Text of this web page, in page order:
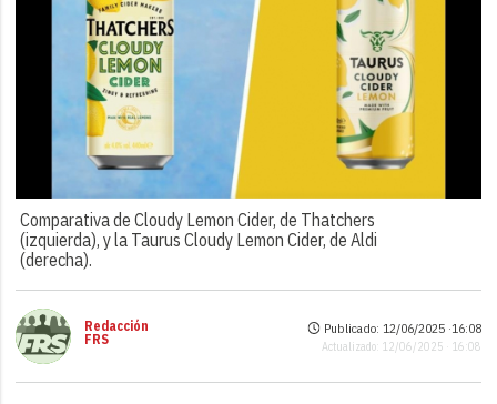
Comparativa de Cloudy Lemon Cider, de Thatchers
(izquierda), y la Taurus Cloudy Lemon Cider, de Aldi
(derecha).
Redacción
FRS
Publicado: 12/06/2025 ·16:08
Actualizado: 12/06/2025 · 16:08